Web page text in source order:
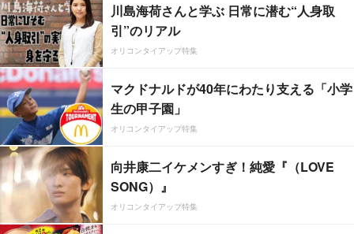
川島海荷さんと学ぶ 日常に潜む“人身取
引”のリアル
オリコンタイアップ特集
マクドナルドが40年にわたり支える「小学
生の甲子園」
オリコンタイアップ特集
向井康二イケメンすぎ！純愛『（LOVE
SONG）』
オリコンタイアップ特集